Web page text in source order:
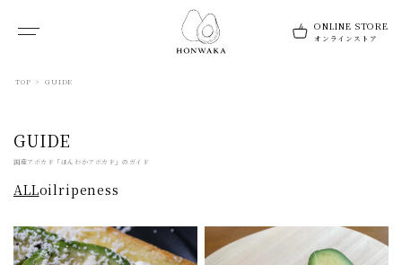
TOP > GUIDE
GUIDE
国産アボカド「ほんわかアボカド」のガイド
ALLoilripeness